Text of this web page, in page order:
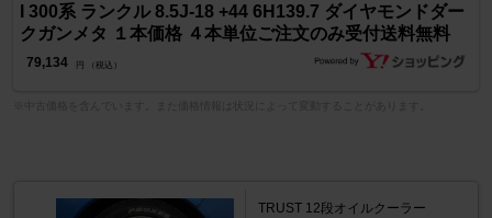
I 300系 ランクル 8.5J-18 +44 6H139.7 ダイヤモンドダー
クガンメタ １本価格 ４本単位ご注文のみ受付送料無料
79,134 円 （税込）
TRUST 12段オイルクーラー